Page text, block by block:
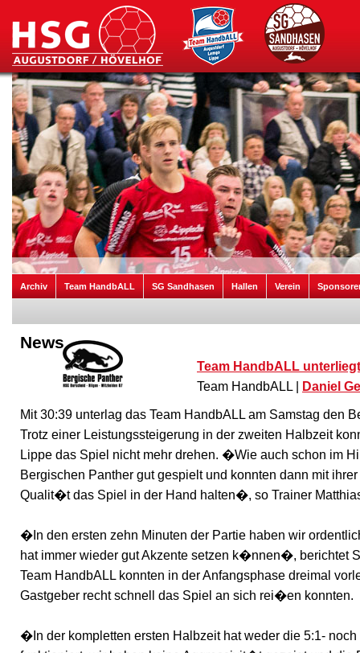
Archiv Team HandbALL SG Sandhasen Hallen Verein
News
Team HandbALL
Team HandbALL | Daniel
Mit 30:39 unterlag das Team HandbALL am Samstag den
Trotz einer Leistungssteigerung in der zweiten Halbzeit
Lippe das Spiel nicht mehr drehen. �Wie auch schon im
Bergischen Panther gut gespielt und konnten dann mit
Qualit�t das Spiel in der Hand halten�, so Trainer
�In den ersten zehn Minuten der Partie haben wir
hat immer wieder gut Akzente setzen k�nnen�, berichtet
Team HandbALL konnten in der Anfangsphase dreimal
Gastgeber recht schnell das Spiel an sich rei�en konnten.
�In der kompletten ersten Halbzeit hat weder die 5:1-